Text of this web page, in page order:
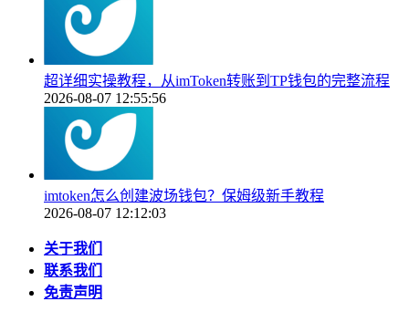
超详细实操教程，从imToken转账到TP钱包的完整流程
2026-08-07 12:55:56
imtoken怎么创建波场钱包？保姆级新手教程
2026-08-07 12:12:03
关于我们
联系我们
免责声明